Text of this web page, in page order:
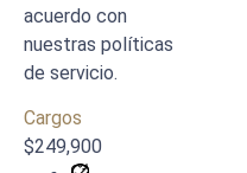
acuerdo con
nuestras políticas
de servicio.
Cargos
$249,900